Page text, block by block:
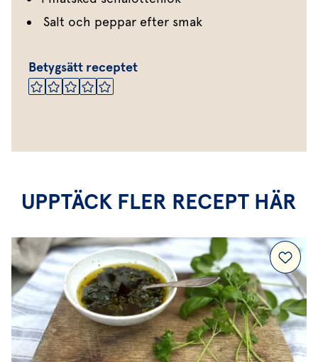
Salt och peppar efter smak
Betygsätt receptet
UPPTÄCK FLER RECEPT HÄR